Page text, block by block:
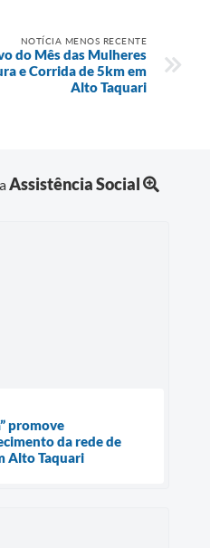
NOTÍCIA MENOS RECENTE
do Mês das Mulheres
e Corrida de 5km em
Alto Taquari
Assistência Social
promove
da rede de
Alto Taquari